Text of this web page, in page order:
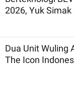
2026, Yuk
Dua Unit Wuling
The Icon